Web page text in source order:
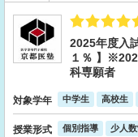
2025年度入
１％ 】
科専願者
対象学年 中学生 高校生
授業形式 個別指導 少人数